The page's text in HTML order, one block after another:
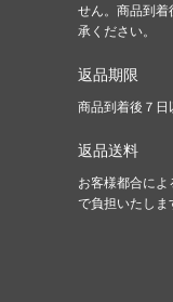
せん。商品到
承ください。
返品期限
商品到着後７日
返品送料
お客様都合に
で負担いたしま